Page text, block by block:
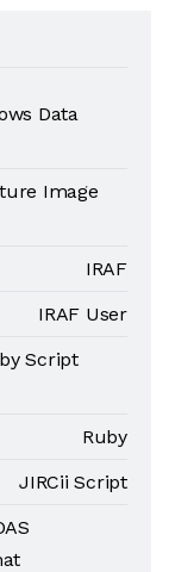
Data
Image
IRAF
IRAF User
Script
Ruby
JIRCii Script